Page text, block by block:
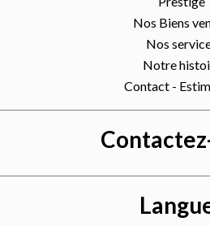
Nos Biens
Nos
Notre
Contact -